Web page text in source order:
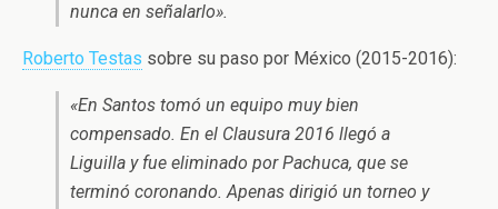
nunca en señalarlo».
Roberto Testas sobre su paso por México (2015-2016):
«En Santos tomó un equipo muy bien
compensado. En el Clausura 2016 llegó a
Liguilla y fue eliminado por Pachuca, que se
terminó coronando. Apenas dirigió un torneo y